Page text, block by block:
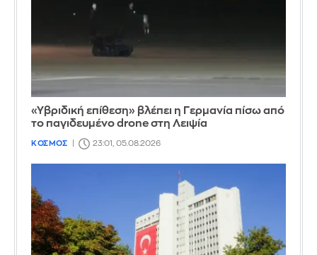
«Υβριδική επίθεση» βλέπει η Γερμανία πίσω από
το παγιδευμένο drone στη Λειψία
ΚΟΣΜΟΣ 23:01, 05.08.2026